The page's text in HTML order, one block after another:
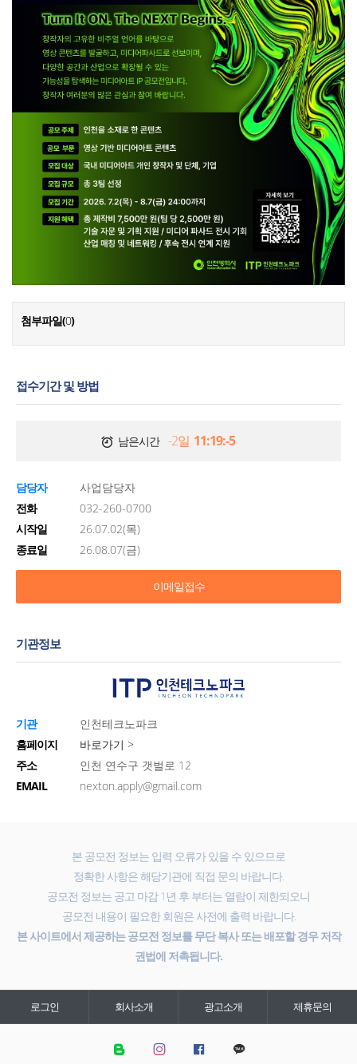
첨부파일(0)
접수기간 및 방법
남은시간 -2일 11:19:-5
담당자
사업담당자
전화
032-260-0700
시작일
26.07.02(목)
종료일
26.08.07(금)
이메일접수
기관정보
기관
인천테크노파크
홈페이지
바로가기 >
주소
인천 연수구 갯벌로 12
EMAIL
nexton.apply@gmail.com
본 공모전 정보는 입력 오류가 있을 수 있으므로
정확한 사항은 해당기관에 직접 문의 바랍니다.
공모전 정보는 공고 마감 1년 후 부터는 열람이 제한되오니
공모전 내용이 필요한 회원은 사전에 출력 바랍니다.
본 사이트에서 제공하는 공모전 정보를 무단 복사 또는 배포할 경우 저작
권법에 저촉됩니다.
로그인 회사소개 광고소개 제휴문의